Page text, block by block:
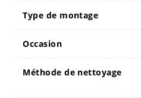
Type de montage
Occasion
Méthode de nettoyage